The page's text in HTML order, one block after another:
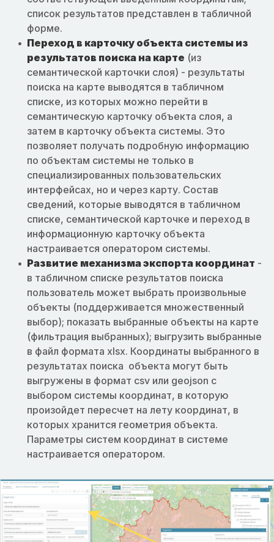
список результатов представлен в табличной
форме.
Переход в карточку объекта системы из
результатов поиска на карте (из
семантической карточки слоя) - результаты
поиска на карте выводятся в табличном
списке, из которых можно перейти в
семантическую карточку объекта слоя, а
затем в карточку объекта системы. Это
позволяет получать подробную информацию
по объектам системы не только в
специализированных пользовательских
интерфейсах, но и через карту. Состав
сведений, которые выводятся в табличном
списке, семантической карточке и переход в
информационную карточку объекта
настраивается оператором системы.
Развитие механизма экспорта координат -
в табличном списке результатов поиска
пользователь может выбрать произвольные
объекты (поддерживается множественный
выбор); показать выбранные объекты на карте
(фильтрация выбранных); выгрузить выбранные
в файл формата xlsx. Координаты выбранного в
результатах поиска объекта могут быть
выгружены в формат csv или geojson с
выбором системы координат, в которую
произойдет пересчет на лету координат, в
которых хранится геометрия объекта.
Параметры систем координат в системе
настраивается оператором.